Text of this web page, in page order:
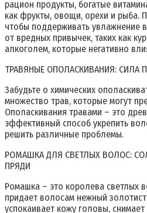
рацион продукты, богатые
как фрукты, овощи, орехи и рыба.
чтобы поддерживать увлажнение
от вредных привычек, таких как
алкоголем, которые негативно
ТРАВЯНЫЕ ОПОЛАСКИВАНИЯ:
Забудьте о химических
множество трав, которые могут
Ополаскивания травами – это
эффективный способ укрепить
решить различные проблемы.
РОМАШКА ДЛЯ СВЕТЛЫХ ВОЛОС:
ПРЯДИ
Ромашка – это королева светлых
придает волосам нежный
успокаивает кожу головы,